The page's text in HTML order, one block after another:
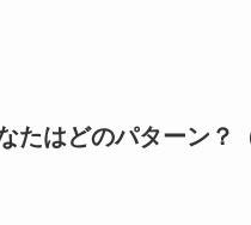
たはどのパターン？